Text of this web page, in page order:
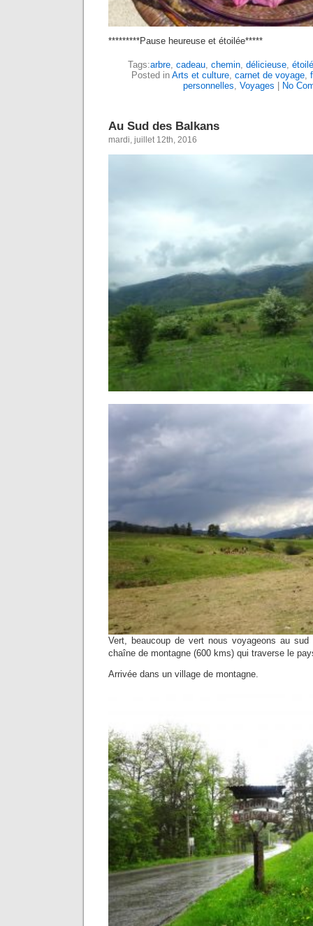
*********Pause heureuse et étoilée*****
Tags:arbre, cadeau, chemin, délicieuse,
Posted in Arts et culture, carnet de voyage,
personnelles, Voyages No
Au Sud des Balkans
mardi, juillet 12th, 2016
Vert, beaucoup de vert nous voyageons au
chaîne de montagne (600 kms) qui traverse le
Arrivée dans un village de montagne.